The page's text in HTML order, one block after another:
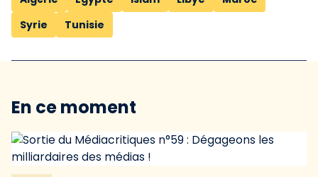
Syrie
Tunisie
En ce moment